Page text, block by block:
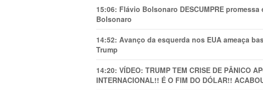
15:06: Flávio Bolsonaro DESCUMPRE
Bolsonaro
14:52: Avanço da esquerda nos EUA ameaça
Trump
14:20: VÍDEO: TRUMP TEM CRlSE DE PÂNlCO
INTERNACIONAL!! É O FIM DO DÓLAR!!